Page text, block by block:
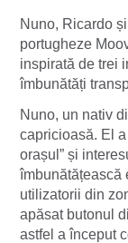
Nuno, Ricardo
portugheze
inspirată de trei
îmbunătăți
Nuno, un nativ
capricioasă. El
orașul” și
îmbunătățească
utilizatorii din
apăsat butonul
astfel a început